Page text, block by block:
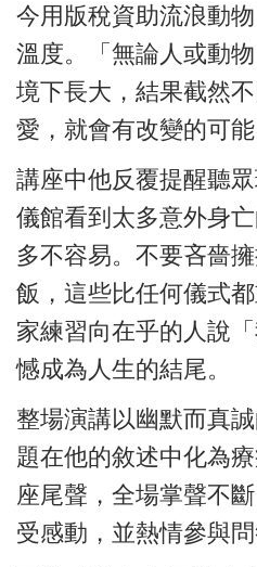
今用版稅資助流浪動
溫度。「無論人或動
境下長大，結果截然
愛，就會有改變的可能
講座中他反覆提醒聽
儀館看到太多意外身
多不容易。不要吝嗇
飯，這些比任何儀式
家練習向在乎的人說
憾成為人生的結尾。
整場演講以幽默而真
題在他的敘述中化為
座尾聲，全場掌聲不
受感動，並熱情參與問